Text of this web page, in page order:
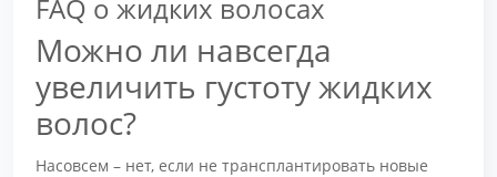
FAQ о жидких волосах
Можно ли навсегда
увеличить густоту жидких
волос?
Насовсем – нет, если не трансплантировать новые